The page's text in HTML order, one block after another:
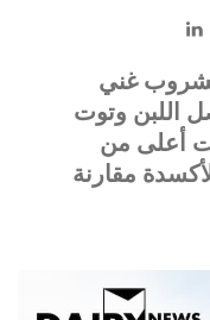
غني
اللبن وتوت
أعلى من
مقارنة